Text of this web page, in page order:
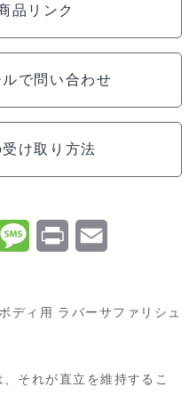
品リンク
で問い合わせ
け取り方法
M P
ディ用 ラバーサファリシュ
それが直立を維持するこ